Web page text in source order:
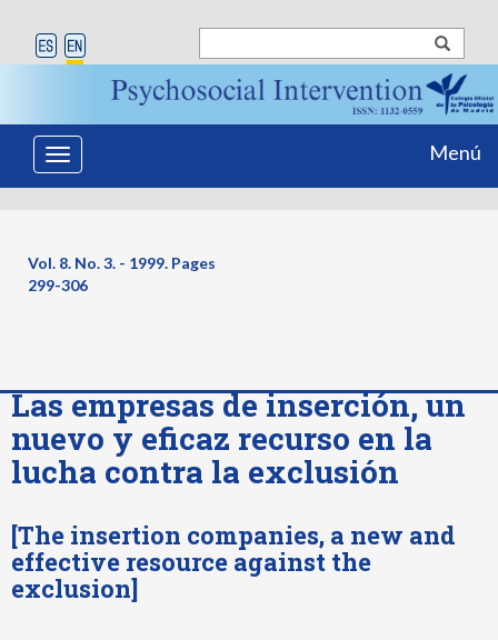
Toggle
navigation
Menú
Vol. 8. No. 3. - 1999. Pages
299-306
Las empresas de inserción, un
nuevo y eficaz recurso en la
lucha contra la exclusión
[The insertion companies, a new and
effective resource against the
exclusion]